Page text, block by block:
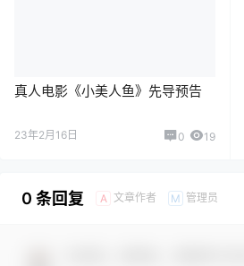
真人电影《小美人鱼》先导预告
23年2月16日 0 19
0 条回复 A 文章作者 M 管理员